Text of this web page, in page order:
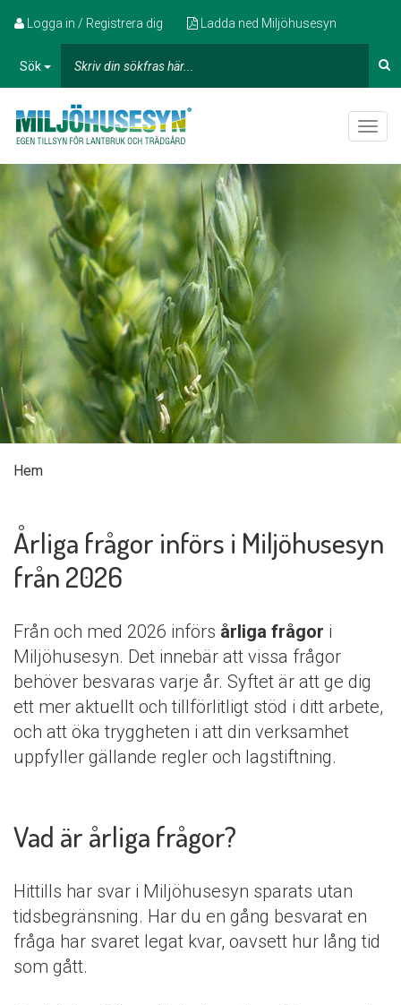
Logga in / Registrera dig Ladda ned Miljöhusesyn
Sök
Toggle
Hem
Årliga frågor införs i Miljöhusesyn
från 2026
Från och med 2026 införs årliga frågor i
Miljöhusesyn. Det innebär att vissa frågor
behöver besvaras varje år. Syftet är att ge dig
ett mer aktuellt och tillförlitligt stöd i ditt arbete,
och att öka tryggheten i att din verksamhet
uppfyller gällande regler och lagstiftning.
Vad är årliga frågor?
Hittills har svar i Miljöhusesyn sparats utan
tidsbegränsning. Har du en gång besvarat en
fråga har svaret legat kvar, oavsett hur lång tid
som gått.